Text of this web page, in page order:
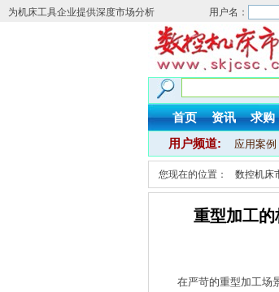
为机床工具企业提供深度市场分析 用户名：
首页 资讯 求购
用户频道: 应用案例
您现在的位置： 数控机床
重型加工
在严苛的重型加工场